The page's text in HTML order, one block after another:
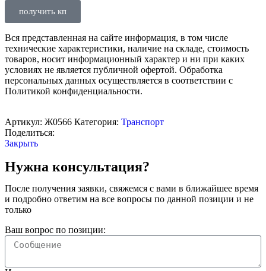
получить кп
Вся представленная на сайте информация, в том числе
технические характеристики, наличие на складе, стоимость
товаров, носит информационный характер и ни при каких
условиях не является публичной офертой. Обработка
персональных данных осуществляется в соответствии с
Политикой конфиденциальности.
Артикул: Ж0566 Категория: Транспорт
Поделиться:
Закрыть
Нужна консультация?
После получения заявки, свяжемся с вами в ближайшее время
и подробно ответим на все вопросы по данной позиции и не
только
Ваш вопрос по позиции: